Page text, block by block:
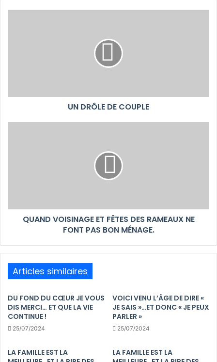
UN DRÔLE DE COUPLE
QUAND VOISINAGE ET FÊTES DES RAMEAUX NE
FONT PAS BON MÉNAGE.
Articles similaires
DU FOND DU CŒUR JE VOUS
DIS MERCI… ET QUE LA VIE
CONTINUE !
25/07/2024
VOICI VENU L’ÂGE DE DIRE «
JE SAIS »…ET DONC « JE PEUX
PARLER »
25/07/2024
LA FAMILLE EST LA
LA FAMILLE EST LA